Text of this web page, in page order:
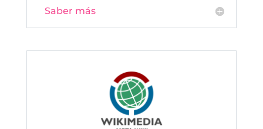
Saber más